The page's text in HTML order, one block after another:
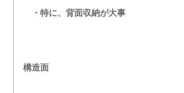
・特に、背面収納が大事
構造面